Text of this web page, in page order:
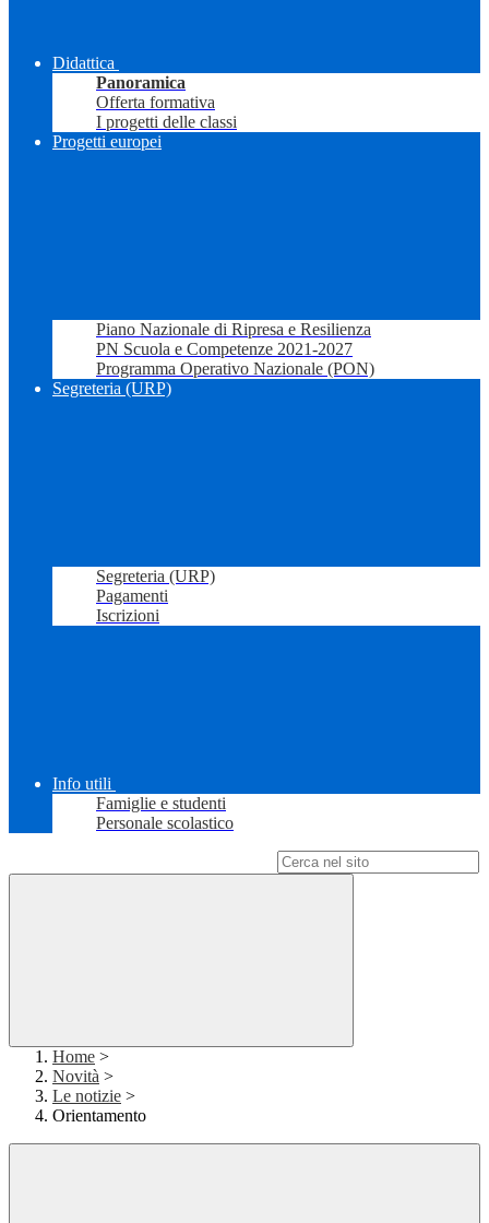
Didattica
Panoramica
Offerta formativa
I progetti delle classi
Progetti europei
Piano Nazionale di Ripresa e Resilienza
PN Scuola e Competenze 2021-2027
Programma Operativo Nazionale (PON)
Segreteria (URP)
Segreteria (URP)
Pagamenti
Iscrizioni
Info utili
Famiglie e studenti
Personale scolastico
Home >
Novità >
Le notizie >
Orientamento